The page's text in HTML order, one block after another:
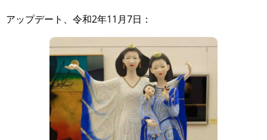
アップデート、令和2年11月7日：